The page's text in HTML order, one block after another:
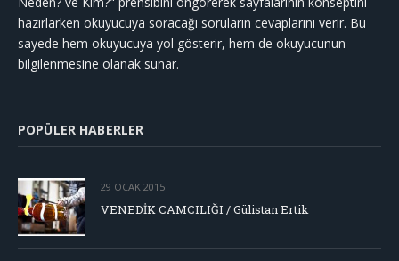
hazırlarken okuyucuya soracağı soruların cevaplarını verir. Bu
sayede hem okuyucuya yol gösterir, hem de okuyucunun
bilgilenmesine olanak sunar.
POPÜLER HABERLER
29 OCAK 2015
VENEDİK CAMCILIĞI / Gülistan Ertik